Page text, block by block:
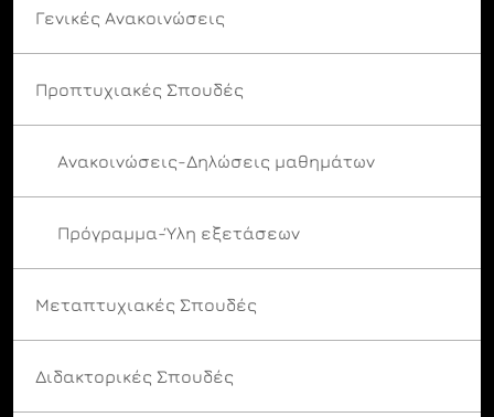
Γενικές Ανακοινώσεις
Προπτυχιακές Σπουδές
Ανακοινώσεις-Δηλώσεις μαθημάτων
Πρόγραμμα-Ύλη εξετάσεων
Μεταπτυχιακές Σπουδές
Διδακτορικές Σπουδές